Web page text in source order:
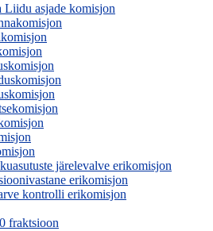
Liidu asjade komisjon
järelevalve erikomisjon
erikomisjon
kontrolli erikomisjon
fraktsioon